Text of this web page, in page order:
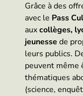
Grâce à des
avec le Pass
auxcollèges,
jeunesse de
leurs publics.
peuvent même
thématiques
(science,